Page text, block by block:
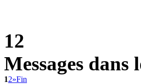
12
Messages
12»Fin